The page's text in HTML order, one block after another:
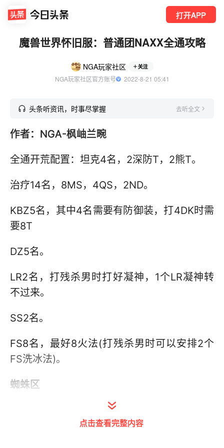
打开APP
魔兽世界怀旧服：普通团NAXX全通攻略
NGA玩家社区 关注
NGA玩家社区官方账号
  2022-8-21 05:41
头条听资讯，时事尽掌握 去听全文
作者：NGA-枫岫兰畹
全通开荒配置：坦克4名，2深防T，2熊T。
治疗14名，8MS，4QS，2ND。
KBZ5名，其中4名需要有防御装，打4DK时需
要8T
DZ5名。
LR2名，打残杀男时打好凝神，1个LR凝神转
不过来。
SS2名。
FS8名，最好8火法(打残杀男时可以安排2个
FS洗冰法)。
蜘蛛区
小怪：蜘蛛类小怪，把大的卡视野拉出去，优
先清小怪，最后大怪。2号BOSS前的小怪，近
点击查看完整内容